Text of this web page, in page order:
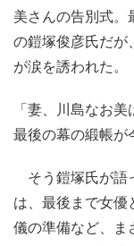
美さんの告別式。
の鎧塚俊彦氏だが
が涙を誘われた。
「妻、川島なお
最後の幕の緞帳が
そう鎧塚氏が語
は、最後まで女優
儀の準備など、ま